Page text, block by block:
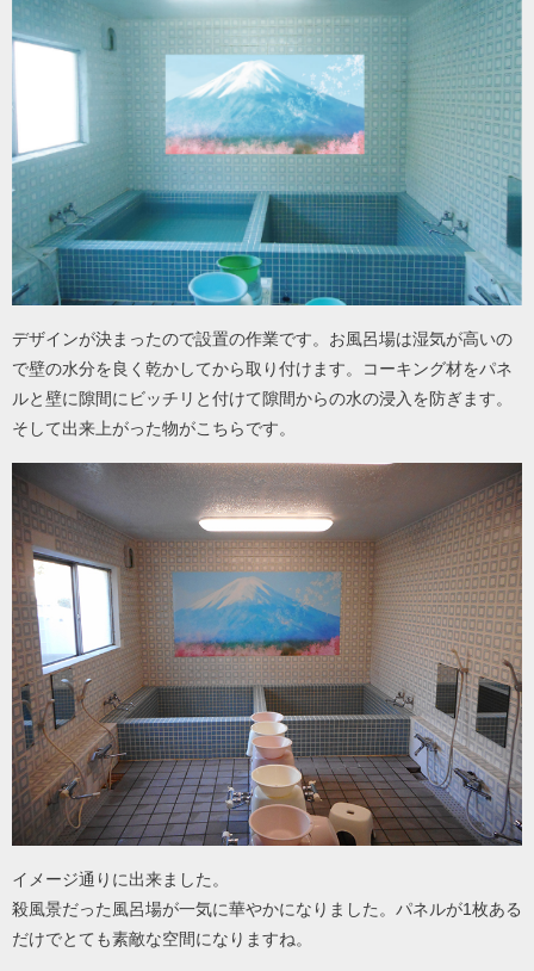
デザインが決まったので設置の作業です。お風呂場は湿気が高いの
で壁の水分を良く乾かしてから取り付けます。コーキング材をパネ
ルと壁に隙間にビッチリと付けて隙間からの水の浸入を防ぎます。
そして出来上がった物がこちらです。
イメージ通りに出来ました。
殺風景だった風呂場が一気に華やかになりました。パネルが1枚ある
だけでとても素敵な空間になりますね。